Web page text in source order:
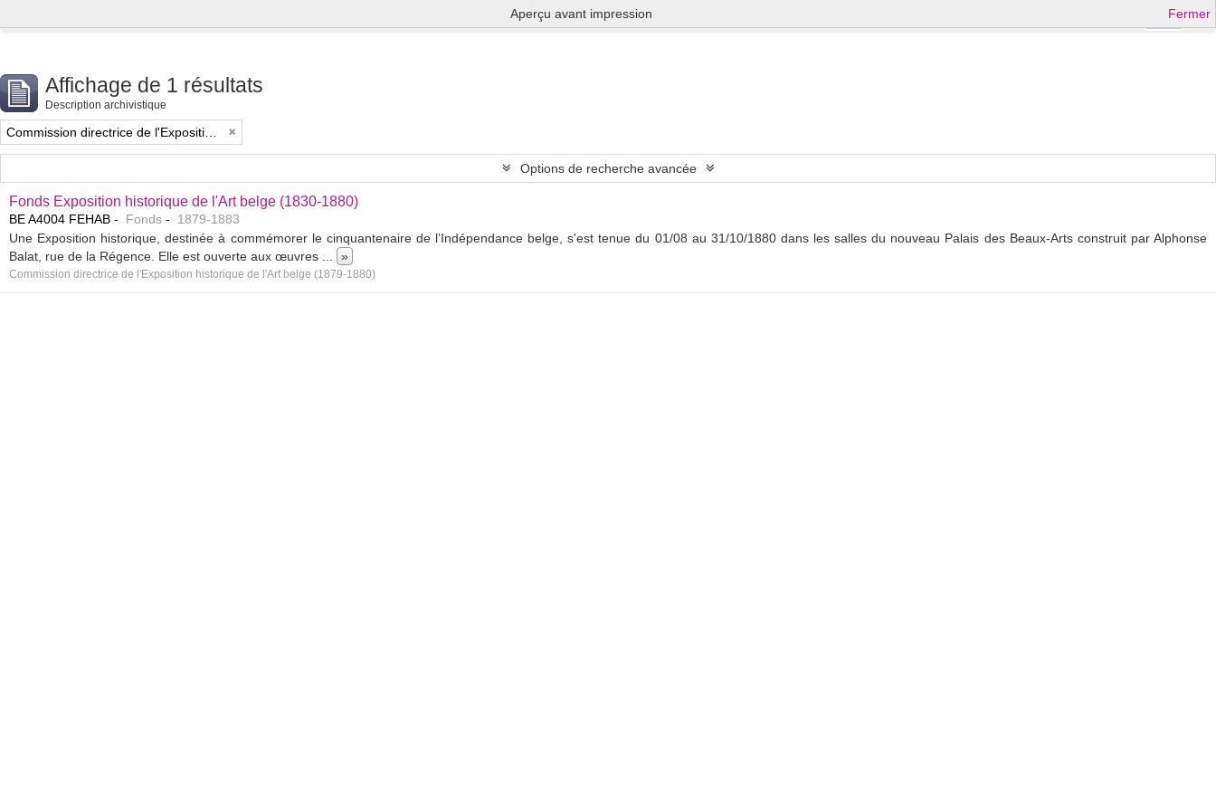
Ok
Ce site Web utilise des cookies pour améliorer votre capacité à naviguer et à charger du contenu.Plus d'informations
Aperçu avant impression Fermer
Affichage de 1 résultats
Description archivistique
Options de recherche avancée
Fonds Exposition historique de l'Art belge (1830-1880)
BE A4004 FEHAB Fonds
1879-1883
Une Exposition historique, destinée à commémorer le cinquantenaire de l’Indépendance belge, s'est tenue du 01/08 au 31/10/1880 dans les salles du nouveau Palais des Beaux-Arts construit par Alphonse
Balat, rue de la Régence. Elle est ouverte aux œuvres
»
Commission directrice de l'Exposition historique de l'Art belge (1879-1880)